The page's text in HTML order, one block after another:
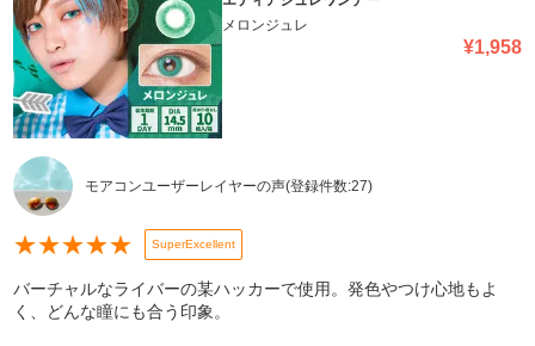
メロンジュレ
¥1,958
モアコンユーザーレイヤーの声(登録件数:27)
★★★★★ SuperExcellent
バーチャルなライバーの某ハッカーで使用。発色やつけ心地もよ
く、どんな瞳にも合う印象。